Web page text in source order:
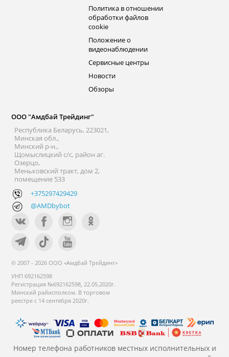
Политика в отношении
обработки файлов
cookie
Положение о
видеонаблюдении
Сервисные центры
Новости
Обзоры
ООО "Амдбай Трейдинг"
Республика Беларусь, 223021,
Минская обл.,
Минский р-н.,
Щомыслицкий с/с, район аг.
Озерцо,
Меньковский тракт, дом 2,
помещение 533
+375297429429
@AMDbybot
© 2007 - 2026 ООО «Амдбай Трейдинг»
УНП 692162598
Регистрация №692162598, 22.05.2020г.
Минский райисполком. В торговом
реестре с 14 сентября 2020г.
Номер телефона работников местных исполнительных и